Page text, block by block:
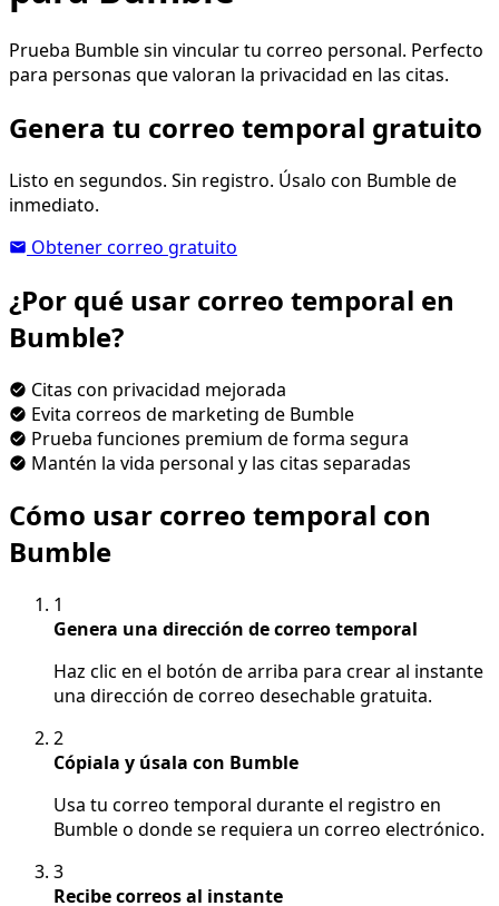
Prueba Bumble sin vincular tu correo personal. Perfecto
para personas que valoran la privacidad en las citas.
Genera tu correo temporal gratuito
Listo en segundos. Sin registro. Úsalo con Bumble de
inmediato.
Obtener correo gratuito
¿Por qué usar correo temporal en
Bumble?
Citas con privacidad mejorada
Evita correos de marketing de Bumble
Prueba funciones premium de forma segura
Mantén la vida personal y las citas separadas
Cómo usar correo temporal con
Bumble
1
Genera una dirección de correo temporal
Haz clic en el botón de arriba para crear al instante
una dirección de correo desechable gratuita.
2
Cópiala y úsala con Bumble
Usa tu correo temporal durante el registro en
Bumble o donde se requiera un correo electrónico.
3
Recibe correos al instante